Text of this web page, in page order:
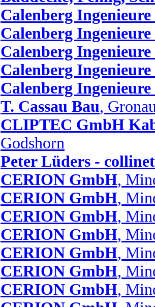
Calenberg
Calenberg
Calenberg
Calenberg
Calenberg
T. Cassau Bau,
CLIPTEC GmbH
Godshorn
Peter Lüders -
CERION GmbH,
CERION GmbH,
CERION GmbH,
CERION GmbH,
CERION GmbH,
CERION GmbH,
CERION GmbH,